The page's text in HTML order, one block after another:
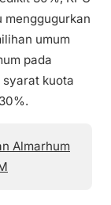
menggugurkan
umum
pada
kuota
Almarhum